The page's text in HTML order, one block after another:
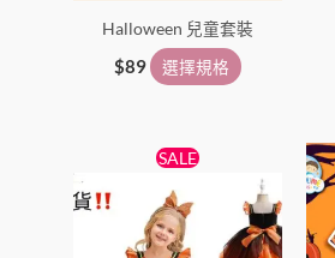
Halloween 兒童套裝
$89 選擇規格
SALE
格：
$139。
目
前
價
格：
$119。
品
有